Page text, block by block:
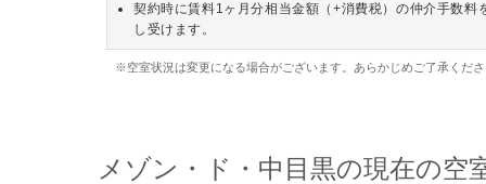
契約時に賃料1ヶ月分相当金額（+消費税）の仲介手数料
し受けます。
※空室状況は変更になる場合がございます。あらかじめご了承くだ
メゾン・ド・中目黒の現在の空